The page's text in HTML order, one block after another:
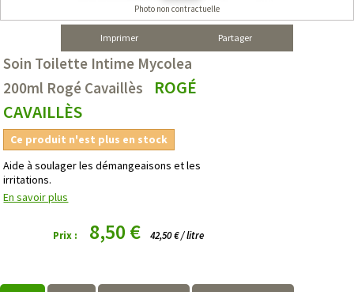
Photo non contractuelle
Imprimer Partager
Soin Toilette Intime Mycolea
200ml Rogé Cavaillès
ROGÉ
CAVAILLÈS
Ce produit n'est plus en stock
Aide à soulager les démangeaisons et les
irritations.
En savoir plus
Prix : 8,50 € 42,50 € / litre